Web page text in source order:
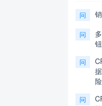
问
问
钮
问
问